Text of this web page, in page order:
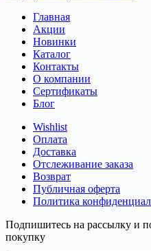
Главная
Акции
Новинки
Каталог
Контакты
О компании
Сертификаты
Блог
Wishlist
Оплата
Доставка
Отслеживание заказа
Возврат
Публичная оферта
Политика
Подпишитесь на рассылку и
покупку